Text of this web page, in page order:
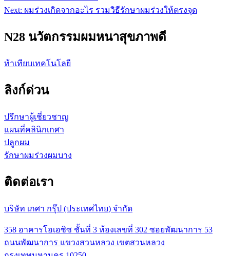
Next: ผมร่วงเกิดจากอะไร รวมวิธีรักษาผมร่วงให้ตรงจุด
N28 นวัตกรรมผมหนาสุขภาพดี
ท้าเทียบเทคโนโลยี
ลิงก์ด่วน
ปรึกษาผู้เชี่ยวชาญ
แผนที่คลินิกเกศา
ปลูกผม
รักษาผมร่วงผมบาง
ติดต่อเรา
บริษัท เกศา กรุ๊ป (ประเทศไทย) จำกัด
358 อาคารโอเอซิซ ชั้นที่ 3 ห้องเลขที่ 302 ซอยพัฒนาการ 53
ถนนพัฒนาการ แขวงสวนหลวง เขตสวนหลวง